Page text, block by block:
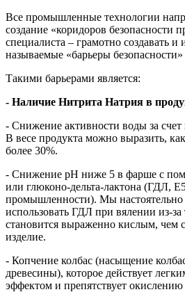
Все промышленные технологии
создание «коридоров безопасности
специалиста – грамотно создавать и
называемые «барьеры
Такими барьерами является:
- Наличие Нитрита Натрия в
- Снижение активности воды за
В весе продукта можно выразить,
более 30%.
- Снижение рН ниже 5 в фарше с
или глюконо-дельта-лактона (ГДЛ,
промышленности). Мы настоятельно
использовать ГДЛ при вялении из-за
становится выраженно кислым, чем
изделие.
- Копчение колбас (насыщение
древесины), которое действует
эффектом и препятствует